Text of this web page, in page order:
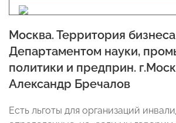
Москва. Территория
Департаментом науки,
политики и предприн.
Александр Бречалов
Есть льготы для организаций